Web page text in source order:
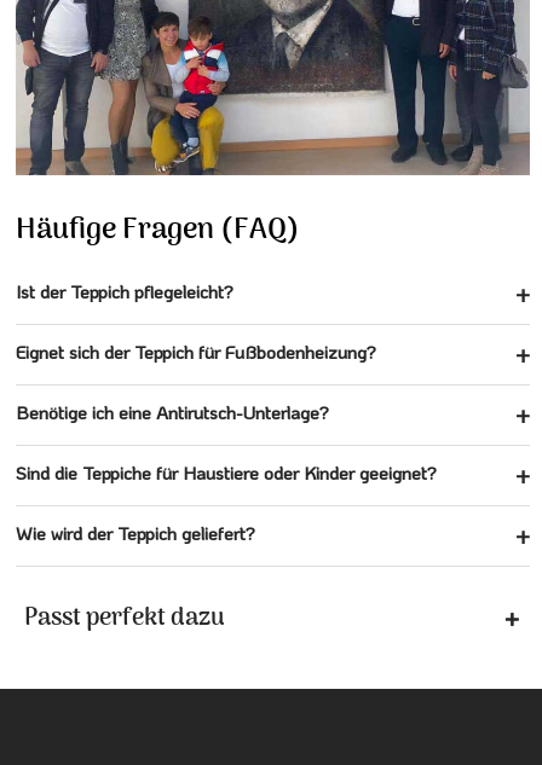
Häufige Fragen (FAQ)
Ist der Teppich pflegeleicht?
Eignet sich der Teppich für Fußbodenheizung?
Benötige ich eine Antirutsch-Unterlage?
Sind die Teppiche für Haustiere oder Kinder geeignet?
Wie wird der Teppich geliefert?
Passt perfekt dazu